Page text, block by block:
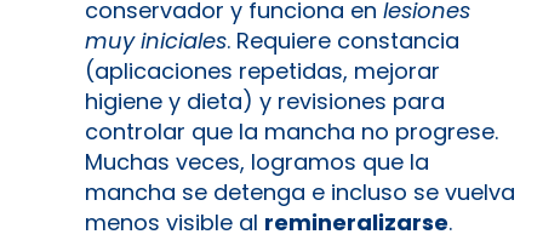
conservador y funciona en lesiones
muy iniciales. Requiere constancia
(aplicaciones repetidas, mejorar
higiene y dieta) y revisiones para
controlar que la mancha no progrese.
Muchas veces, logramos que la
mancha se detenga e incluso se vuelva
menos visible al remineralizarse.